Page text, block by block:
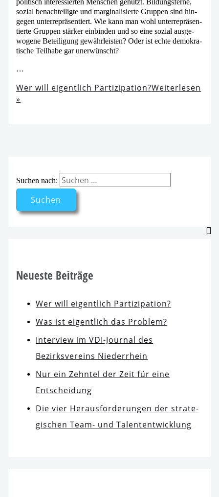
sozi­al benach­tei­lig­te und mar­gi­na­li­sier­te Gruppen sind hin­
ge­gen unter­re­prä­sen­tiert. Wie kann man wohl unter­re­prä­sen­
tier­te Gruppen stär­ker ein­bin­den und so eine sozi­al aus­ge­
wo­ge­ne Beteiligung gewähr­leis­ten? Oder ist ech­te demo­kra­
ti­sche Teilhabe gar unerwünscht?
…
Wer will eigent­lich Partizipation?Weiterlesen
»
Suchen nach:
Neueste Beiträge
Wer will eigent­lich Partizipation?
Was ist eigent­lich das Problem?
Interview im VDI-Journal des
Bezirksvereins Niederrhein
Nur ein Zehntel der Zeit für eine
Entscheidung
Die vier Herausforderungen der stra­te­
gi­schen Team- und Talententwicklung